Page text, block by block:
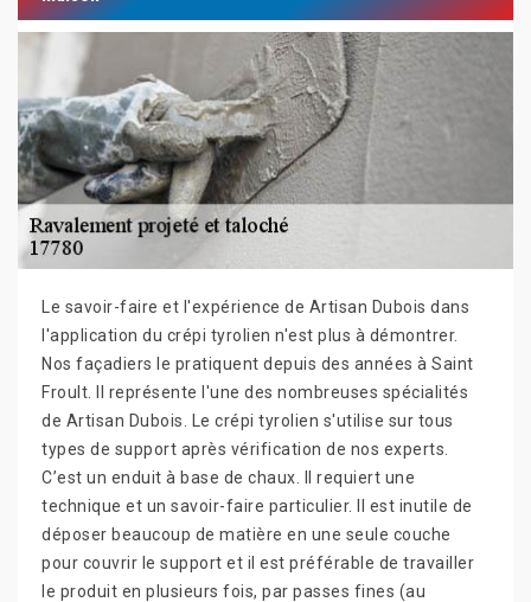
Le savoir-faire et l'expérience de Artisan Dubois dans
l'application du crépi tyrolien n'est plus à démontrer.
Nos façadiers le pratiquent depuis des années à Saint
Froult. Il représente l'une des nombreuses spécialités
de Artisan Dubois. Le crépi tyrolien s'utilise sur tous
types de support après vérification de nos experts.
C’est un enduit à base de chaux. Il requiert une
technique et un savoir-faire particulier. Il est inutile de
déposer beaucoup de matière en une seule couche
pour couvrir le support et il est préférable de travailler
le produit en plusieurs fois, par passes fines (au